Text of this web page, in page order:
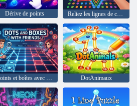
Dérive de points Reliez les lignes de couleur des points
Points et boîtes avec des amis DotAnimaux